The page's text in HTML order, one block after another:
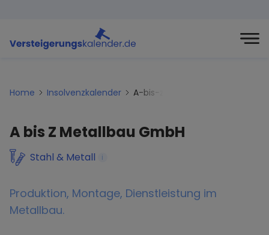
Home Insolvenzkalender A-bis-z-metallbau-gmbh
A bis Z Metallbau GmbH
Stahl & Metall i
Produktion, Montage, Dienstleistung im
Metallbau.